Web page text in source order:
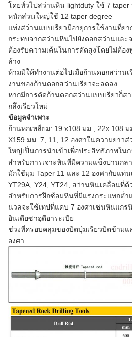
โดยทั่วไปสว่านหิน lightduty ใช้ 7 taper
หนักส่วนใหญ่ใช้ 12 taper degree
แท่งสว่านแบบเรียวมีอายุการใช้งานที่ย
กระทบจากสว่านหินไปยังดอกสว่านและ
ต้องรับความเค้นในการดัดสูงโดยไม่ต้อ
ล้าง
ห้ามมิให้ทำงานต่อไปเมื่อก้านดอกสว่าน
งานของก้านดอกสว่านเรียวจะลดลง
หากมีการตัดก้านดอกสว่านแบบเรียวก็ส
กลึงเรียวใหม่
ข้อมูลจำเพาะ
ก้านหกเหลี่ยม: 19 x108 มม., 22x 108
X159 มม. 7, 11, 12 องศาในความยาว
ใหญ่เป็นการนำเข้าเพื่อประสิทธิภาพในก
สำหรับการเจาะหินที่มีความแข็งปานกล
มักใช้มุม Taper 11 และ 12 องศากับแท่
YT29A, Y24, YT24, สว่านหินเคลื่อนที่
สำหรับการฝึกซ้อมหินที่มีแรงกระแทกต่
นวลจะใช้เทปที่แคบ 7 องศาเช่นหินแกร
อินเดียซาอุดีอาระเบีย
ช่วงที่ครอบคลุมของบิตปุ่มเรียวบิตข้ามแ
องศา